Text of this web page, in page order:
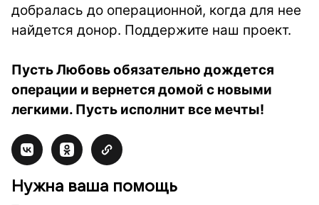
добралась до операционной, когда для нее
найдется донор. Поддержите наш проект.
Пусть Любовь обязательно дождется
операции и вернется домой с новыми
легкими. Пусть исполнит все мечты!
Нужна ваша помощь